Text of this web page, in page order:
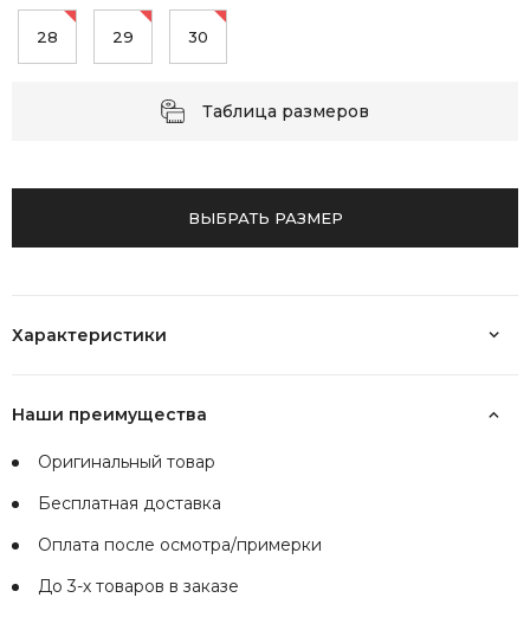
28 29 30
Таблица размеров
ВЫБРАТЬ РАЗМЕР
Характеристики
Наши преимущества
Оригинальный товар
Бесплатная доставка
Оплата после осмотра/примерки
До 3-х товаров в заказе